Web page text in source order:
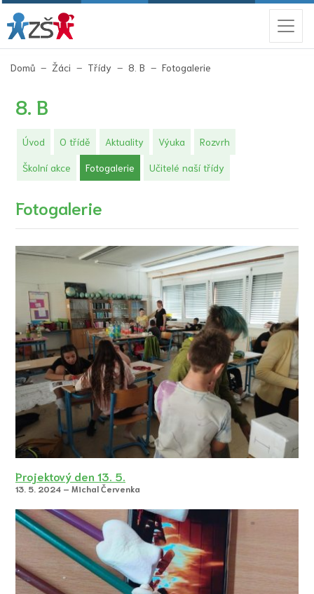
Domů Žáci Třídy 8. B Fotogalerie
8. B
Úvod O třídě Aktuality Výuka Rozvrh
Školní akce Fotogalerie (aktuální)
Učitelé naší třídy
Fotogalerie
Projektový den 13. 5.
13. 5. 2024 – Michal Červenka